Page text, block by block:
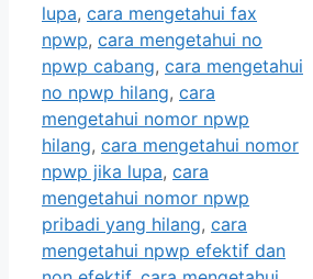
lupa, cara mengetahui fax
npwp, cara mengetahui no
npwp cabang, cara mengetahui
no npwp hilang, cara
mengetahui nomor npwp
hilang, cara mengetahui nomor
npwp jika lupa, cara
mengetahui nomor npwp
pribadi yang hilang, cara
mengetahui npwp efektif dan